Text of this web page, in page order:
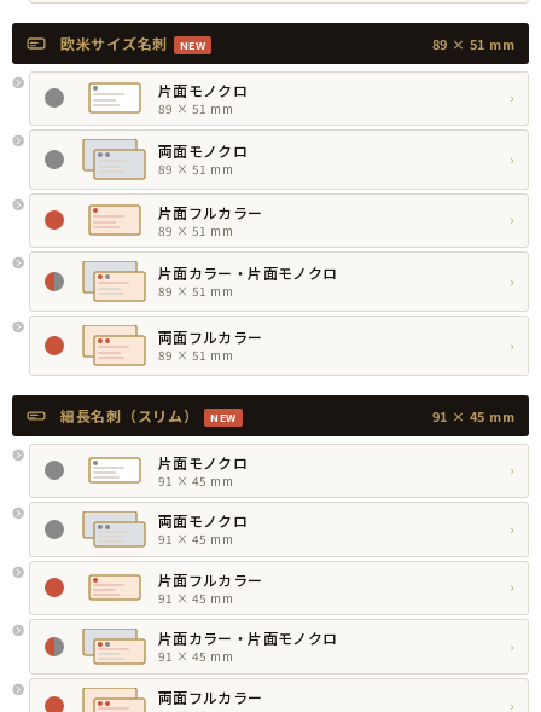
欧米サイズ名刺 NEW 89 × 51 mm
片面モノクロ
89 × 51 mm
›
両面モノクロ
89 × 51 mm
›
片面フルカラー
89 × 51 mm
›
片面カラー・片面モノクロ
89 × 51 mm
›
両面フルカラー
89 × 51 mm
›
細長名刺（スリム） NEW 91 × 45 mm
片面モノクロ
91 × 45 mm
›
両面モノクロ
91 × 45 mm
›
片面フルカラー
91 × 45 mm
›
片面カラー・片面モノクロ
91 × 45 mm
›
両面フルカラー ›